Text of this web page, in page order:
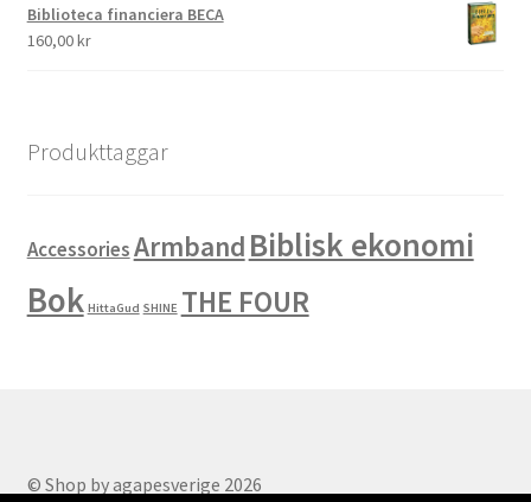
Biblioteca financiera BECA
160,00kr
Produkttaggar
AccessoriesArmband Biblisk ekonomi
Bok HittaGud SHINE THE FOUR
© Shop by agapesverige 2026